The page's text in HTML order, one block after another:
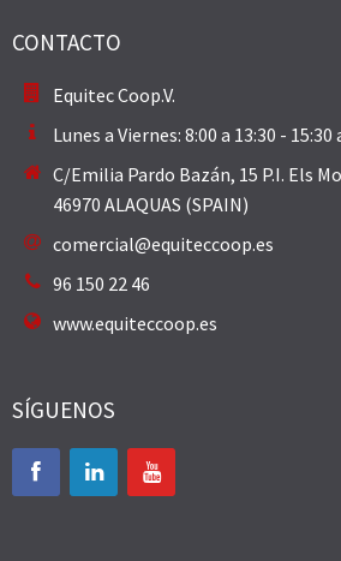
CONTACTO
Equitec Coop.V.
Lunes a Viernes: 8:00 a 13:30 - 15:30
C/Emilia Pardo Bazán, 15 P.I. Els
46970 ALAQUAS (SPAIN)
comercial@equiteccoop.es
96 150 22 46
www.equiteccoop.es
SÍGUENOS